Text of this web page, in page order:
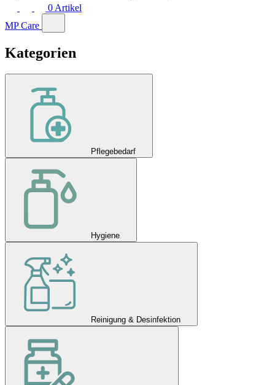
0 Artikel
MP Care
Kategorien
Pflegebedarf
Hygiene
Reinigung & Desinfektion